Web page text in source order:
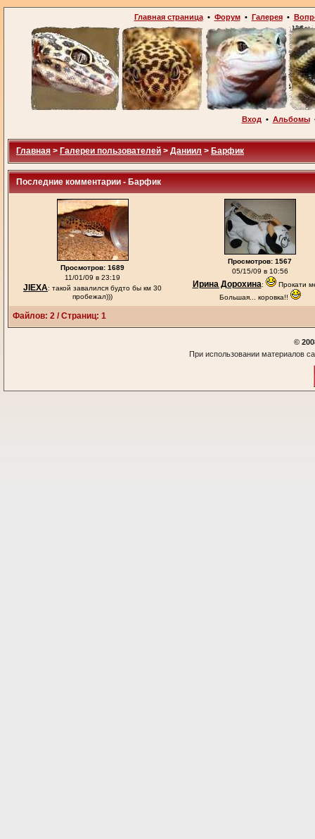
Главная страница• Форум• Галерея•
Вход • Альбомы
Главная > Галереи пользователей > Даниил > Барфик
Последние комментарии - Барфик
Просмотров: 1689
11/01/09 в 23:19
JIEXA: такой завалился будто бы км 30
пробежал)))
Просмотров: 1567
05/15/09 в 10:56
Ирина Дорохина:
Прокати
Большая... коровка!!
Файлов: 2 / Страниц: 1
©
При использовании материалов